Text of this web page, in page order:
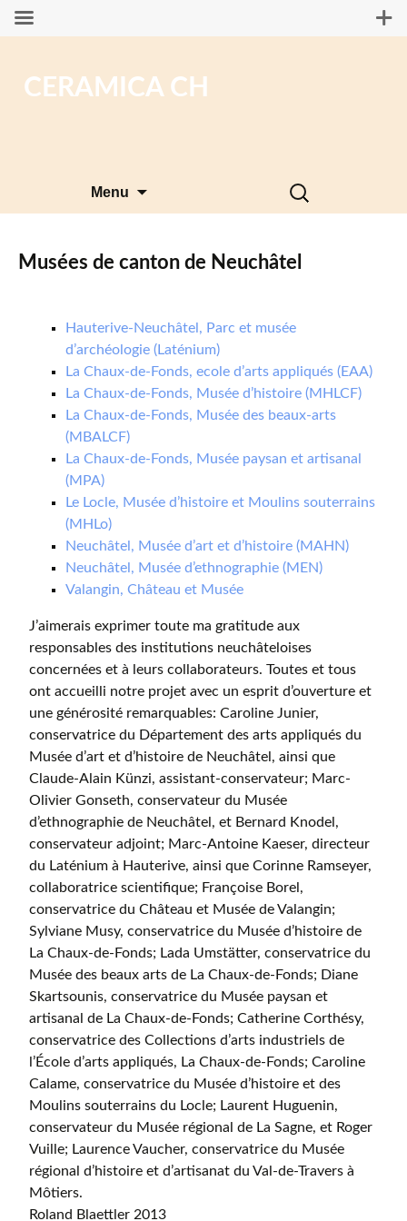
CERAMICA CH
Menu
Rechercher :
Musées de canton de Neuchâtel
Hauterive-Neuchâtel, Parc et musée
d’archéologie (Laténium)
La Chaux-de-Fonds, ecole d’arts appliqués (EAA)
La Chaux-de-Fonds, Musée d’histoire (MHLCF)
La Chaux-de-Fonds, Musée des beaux-arts
(MBALCF)
La Chaux-de-Fonds, Musée paysan et artisanal
(MPA)
Le Locle, Musée d’histoire et Moulins souterrains
(MHLo)
Neuchâtel, Musée d’art et d’histoire (MAHN)
Neuchâtel, Musée d’ethnographie (MEN)
Valangin, Château et Musée
J’aimerais exprimer toute ma gratitude aux
responsables des institutions neuchâteloises
concernées et à leurs collaborateurs. Toutes et tous
ont accueilli notre projet avec un esprit d’ouverture et
une générosité remarquables: Caroline Junier,
conservatrice du Département des arts appliqués du
Musée d’art et d’histoire de Neuchâtel, ainsi que
Claude-Alain Künzi, assistant-conservateur; Marc-
Olivier Gonseth, conservateur du Musée
d’ethnographie de Neuchâtel, et Bernard Knodel,
conservateur adjoint; Marc-Antoine Kaeser, directeur
du Laténium à Hauterive, ainsi que Corinne Ramseyer,
collaboratrice scientifique; Françoise Borel,
conservatrice du Château et Musée de Valangin;
Sylviane Musy, conservatrice du Musée d’histoire de
La Chaux-de-Fonds; Lada Umstätter, conservatrice du
Musée des beaux arts de La Chaux-de-Fonds; Diane
Skartsounis, conservatrice du Musée paysan et
artisanal de La Chaux-de-Fonds; Catherine Corthésy,
conservatrice des Collections d’arts industriels de
l’École d’arts appliqués, La Chaux-de-Fonds; Caroline
Calame, conservatrice du Musée d’histoire et des
Moulins souterrains du Locle; Laurent Huguenin,
conservateur du Musée régional de La Sagne, et Roger
Vuille; Laurence Vaucher, conservatrice du Musée
régional d’histoire et d’artisanat du Val-de-Travers à
Môtiers.
Roland Blaettler 2013